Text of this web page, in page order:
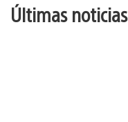
Últimas noticias